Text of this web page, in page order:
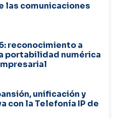
las comunicaciones
reconocimiento a
portabilidad numérica
unificación y
con la Telefonía IP de